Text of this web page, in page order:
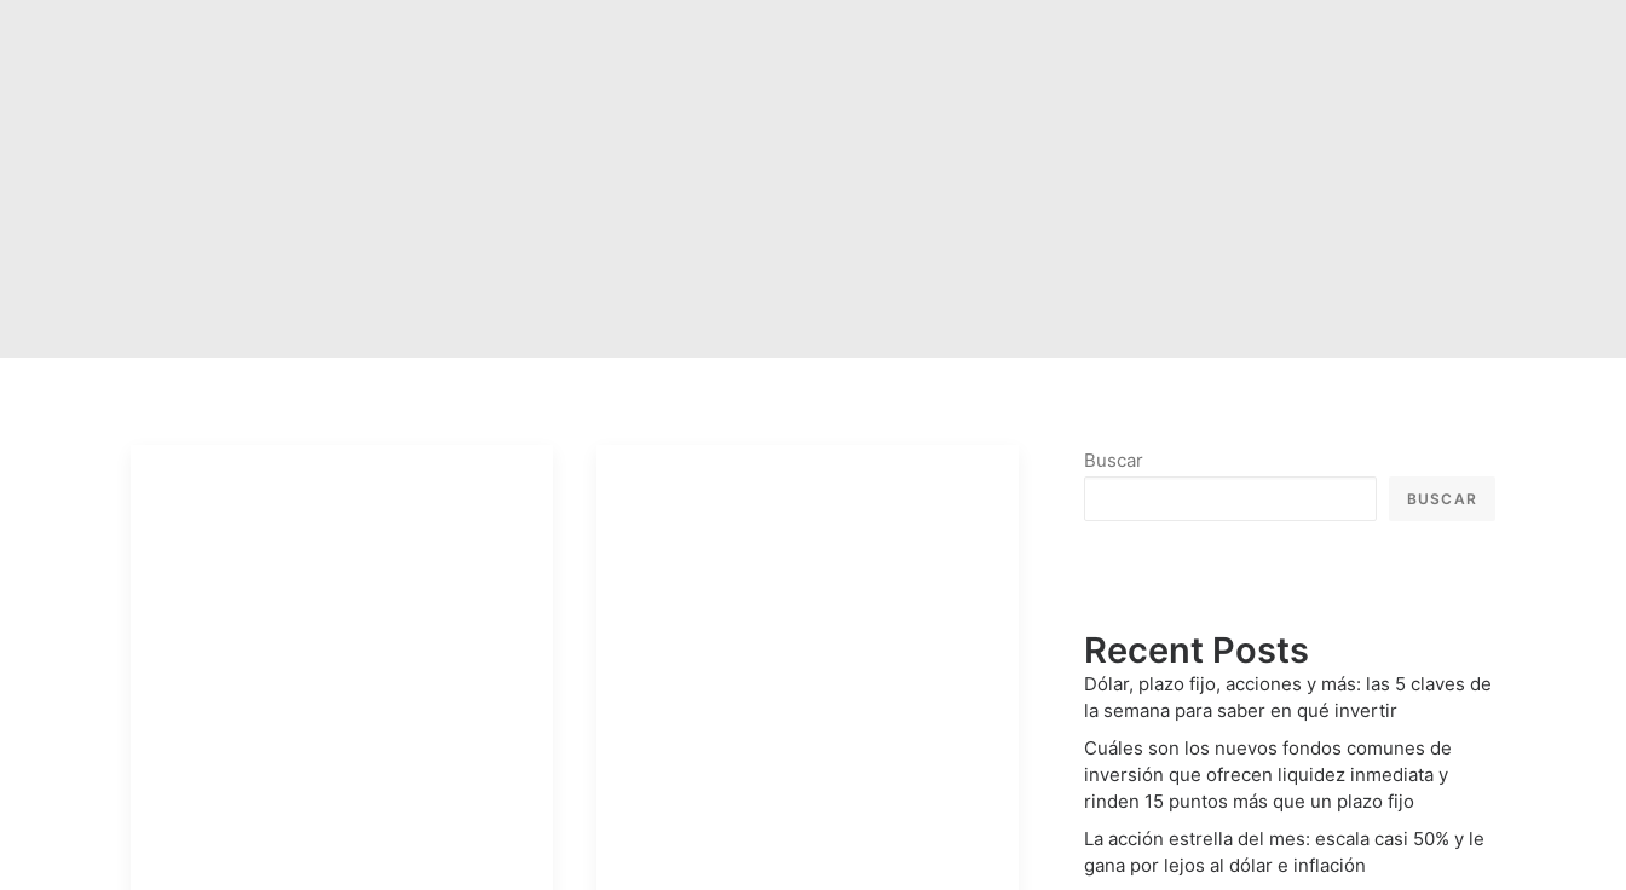
Buscar
BUSCAR
Recent Posts
Dólar, plazo fijo, acciones y más: las 5 claves de
la semana para saber en qué invertir
Cuáles son los nuevos fondos comunes de
inversión que ofrecen liquidez inmediata y
rinden 15 puntos más que un plazo fijo
La acción estrella del mes: escala casi 50% y le
gana por lejos al dólar e inflación